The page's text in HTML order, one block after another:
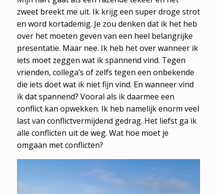
zweet breekt me uit. Ik krijg een super droge strot
en word kortademig. Je zou denken dat ik het heb
over het moeten geven van een heel belangrijke
presentatie. Maar nee. Ik heb het over wanneer ik
iets moet zeggen wat ik spannend vind. Tegen
vrienden, collega’s of zelfs tegen een onbekende
die iets doet wat ik niet fijn vind. En wanneer vind
ik dat spannend? Vooral als ik daarmee een
conflict kan opwekken. Ik heb namelijk enorm veel
last van conflictvermijdend gedrag. Het liefst ga ik
alle conflicten uit de weg. Wat hoe moet je
omgaan met conflicten?